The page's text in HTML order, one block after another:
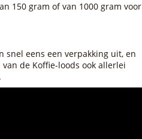
150 gram of van 1000 gram voor
snel eens een verpakking uit, en
de Koffie-loods ook allerlei
.